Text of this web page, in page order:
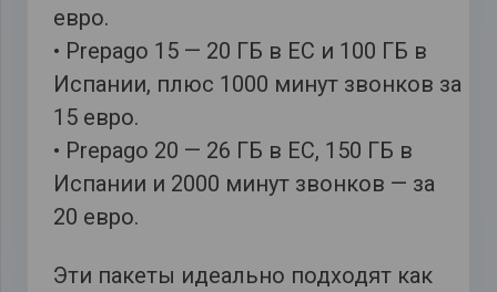
евро.
• Prepago 15 — 20 ГБ в ЕС и 100 ГБ в
Испании, плюс 1000 минут звонков за
15 евро.
• Prepago 20 — 26 ГБ в ЕС, 150 ГБ в
Испании и 2000 минут звонков — за
20 евро.
Эти пакеты идеально подходят как